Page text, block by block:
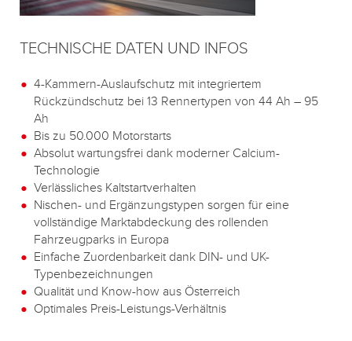
TECHNISCHE DATEN UND INFOS
4-Kammern-Auslaufschutz mit integriertem
Rückzündschutz bei 13 Rennertypen von 44 Ah – 95
Ah
Bis zu 50.000 Motorstarts
Absolut wartungsfrei dank moderner Calcium-
Technologie
Verlässliches Kaltstartverhalten
Nischen- und Ergänzungstypen sorgen für eine
vollständige Marktabdeckung des rollenden
Fahrzeugparks in Europa
Einfache Zuordenbarkeit dank DIN- und UK-
Typenbezeichnungen
Qualität und Know-how aus Österreich
Optimales Preis-Leistungs-Verhältnis